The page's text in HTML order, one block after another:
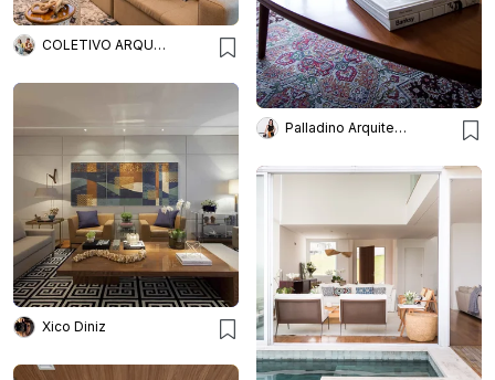
Palladino Arquitetura
COLETIVO ARQUITETURA
Xico Diniz